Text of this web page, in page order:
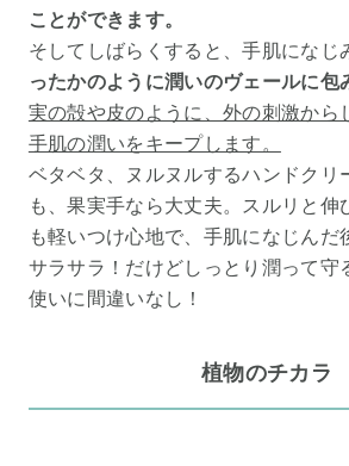
ことができます。
そしてしばらくすると、手肌になじ
ったかのように潤いのヴェールに包
実の殻や皮のように、外の刺激から
手肌の潤いをキープします。
ベタベタ、ヌルヌルするハンドクリ
も、果実手なら大丈夫。スルリと伸
も軽いつけ心地で、手肌になじんだ
サラサラ！だけどしっとり潤って守
使いに間違いなし！
植物のチカラ